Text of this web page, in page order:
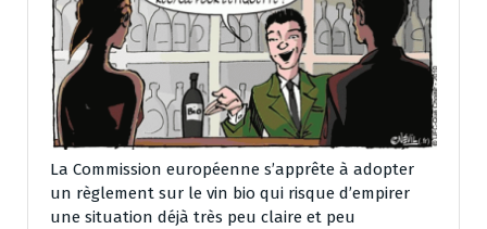
La Commission européenne s’apprête à adopter
un règlement sur le vin bio qui risque d’empirer
une situation déjà très peu claire et peu